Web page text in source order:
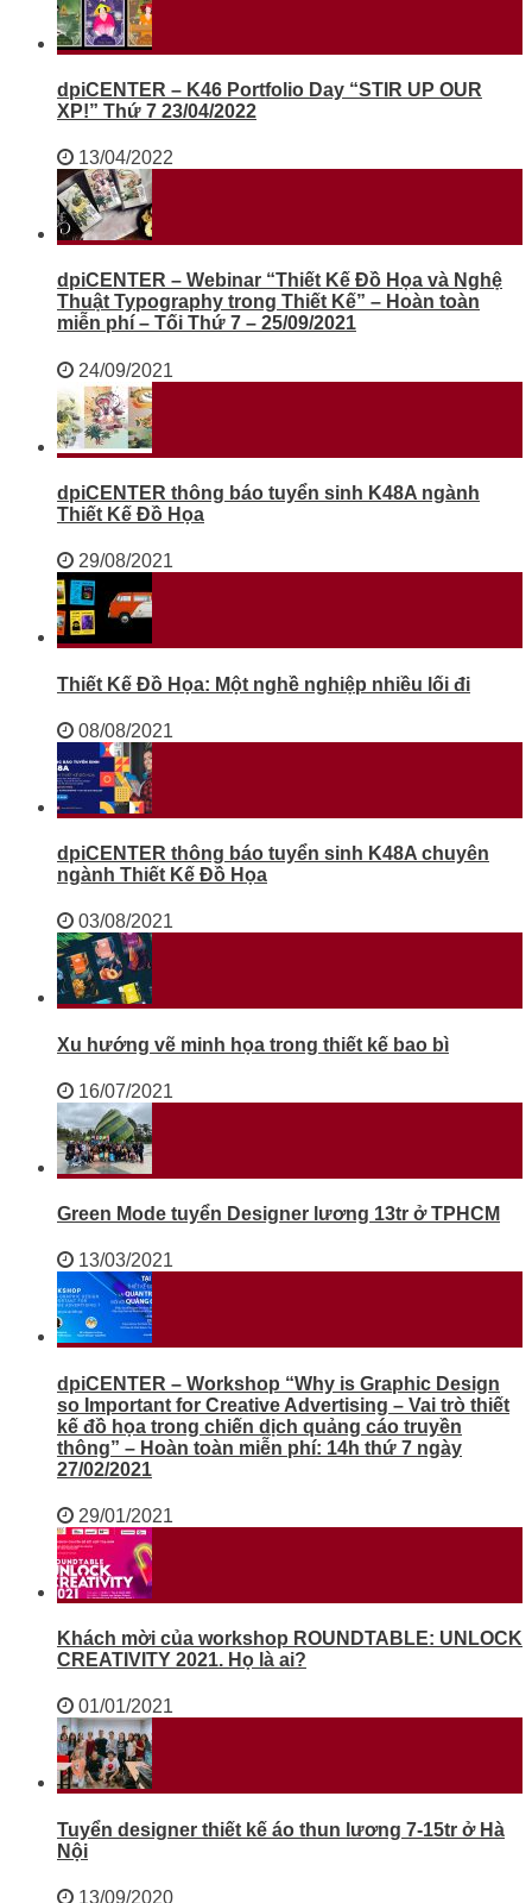
dpiCENTER – K46 Portfolio Day “STIR UP OUR
XP!” Thứ 7 23/04/2022
13/04/2022
dpiCENTER – Webinar “Thiết Kế Đồ Họa và Nghệ
Thuật Typography trong Thiết Kế” – Hoàn toàn
miễn phí – Tối Thứ 7 – 25/09/2021
24/09/2021
dpiCENTER thông báo tuyển sinh K48A ngành
Thiết Kế Đồ Họa
29/08/2021
Thiết Kế Đồ Họa: Một nghề nghiệp nhiều lối đi
08/08/2021
dpiCENTER thông báo tuyển sinh K48A chuyên
ngành Thiết Kế Đồ Họa
03/08/2021
Xu hướng vẽ minh họa trong thiết kế bao bì
16/07/2021
Green Mode tuyển Designer lương 13tr ở TPHCM
13/03/2021
dpiCENTER – Workshop “Why is Graphic Design
so Important for Creative Advertising – Vai trò thiết
kế đồ họa trong chiến dịch quảng cáo truyền
thông” – Hoàn toàn miễn phí: 14h thứ 7 ngày
27/02/2021
29/01/2021
Khách mời của workshop ROUNDTABLE: UNLOCK
CREATIVITY 2021. Họ là ai?
01/01/2021
Tuyển designer thiết kế áo thun lương 7-15tr ở Hà
Nội
13/09/2020